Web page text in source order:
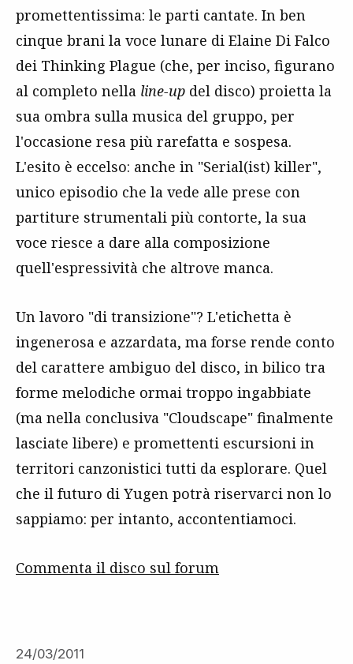
promettentissima: le parti cantate. In ben
cinque brani la voce lunare di Elaine Di Falco
dei Thinking Plague (che, per inciso, figurano
al completo nella line-up del disco) proietta la
sua ombra sulla musica del gruppo, per
l'occasione resa più rarefatta e sospesa.
L'esito è eccelso: anche in "Serial(ist) killer",
unico episodio che la vede alle prese con
partiture strumentali più contorte, la sua
voce riesce a dare alla composizione
quell'espressività che altrove manca.
Un lavoro "di transizione"? L'etichetta è
ingenerosa e azzardata, ma forse rende conto
del carattere ambiguo del disco, in bilico tra
forme melodiche ormai troppo ingabbiate
(ma nella conclusiva "Cloudscape" finalmente
lasciate libere) e promettenti escursioni in
territori canzonistici tutti da esplorare. Quel
che il futuro di Yugen potrà riservarci non lo
sappiamo: per intanto, accontentiamoci.
Commenta il disco sul forum
24/03/2011